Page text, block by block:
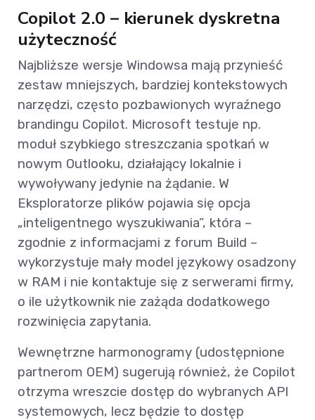
Copilot 2.0 – kierunek dyskretna
użyteczność
Najbliższe wersje Windowsa mają przynieść
zestaw mniejszych, bardziej kontekstowych
narzędzi, często pozbawionych wyraźnego
brandingu Copilot. Microsoft testuje np.
moduł szybkiego streszczania spotkań w
nowym Outlooku, działający lokalnie i
wywoływany jedynie na żądanie. W
Eksploratorze plików pojawia się opcja
„inteligentnego wyszukiwania”, która –
zgodnie z informacjami z forum Build –
wykorzystuje mały model językowy osadzony
w RAM i nie kontaktuje się z serwerami firmy,
o ile użytkownik nie zażąda dodatkowego
rozwinięcia zapytania.
Wewnętrzne harmonogramy (udostępnione
partnerom OEM) sugerują również, że Copilot
otrzyma wreszcie dostęp do wybranych API
systemowych, lecz będzie to dostęp